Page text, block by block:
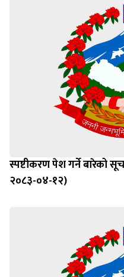
स्पष्टीकरण पेश गर्ने बारेको
२०८३-०४-१२)